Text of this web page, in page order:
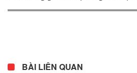
BÀI LIÊN QUAN